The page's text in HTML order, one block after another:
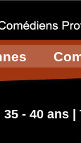
| 35 - 40 ans